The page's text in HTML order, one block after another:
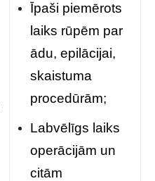
Īpaši piemērots
laiks rūpēm par
ādu, epilācijai,
skaistuma
procedūrām;
Labvēlīgs laiks
operācijām un
citām